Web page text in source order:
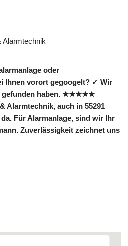
Alarmtechnik
oder
Ihnen vorort gegoogelt? ✓ Wir
gefunden haben. ★★★★★
Alarmtechnik, auch in 55291
Für Alarmanlage, sind wir Ihr
Zuverlässigkeit zeichnet uns